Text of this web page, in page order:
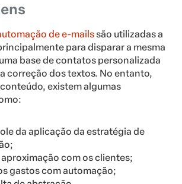
de e-mailssão utilizadas a
para disparar a mesma
base de contatos personalizada
correção dos textos. No entanto,
existem algumas
da aplicação da estratégia de
com os clientes;
gastos com automação;